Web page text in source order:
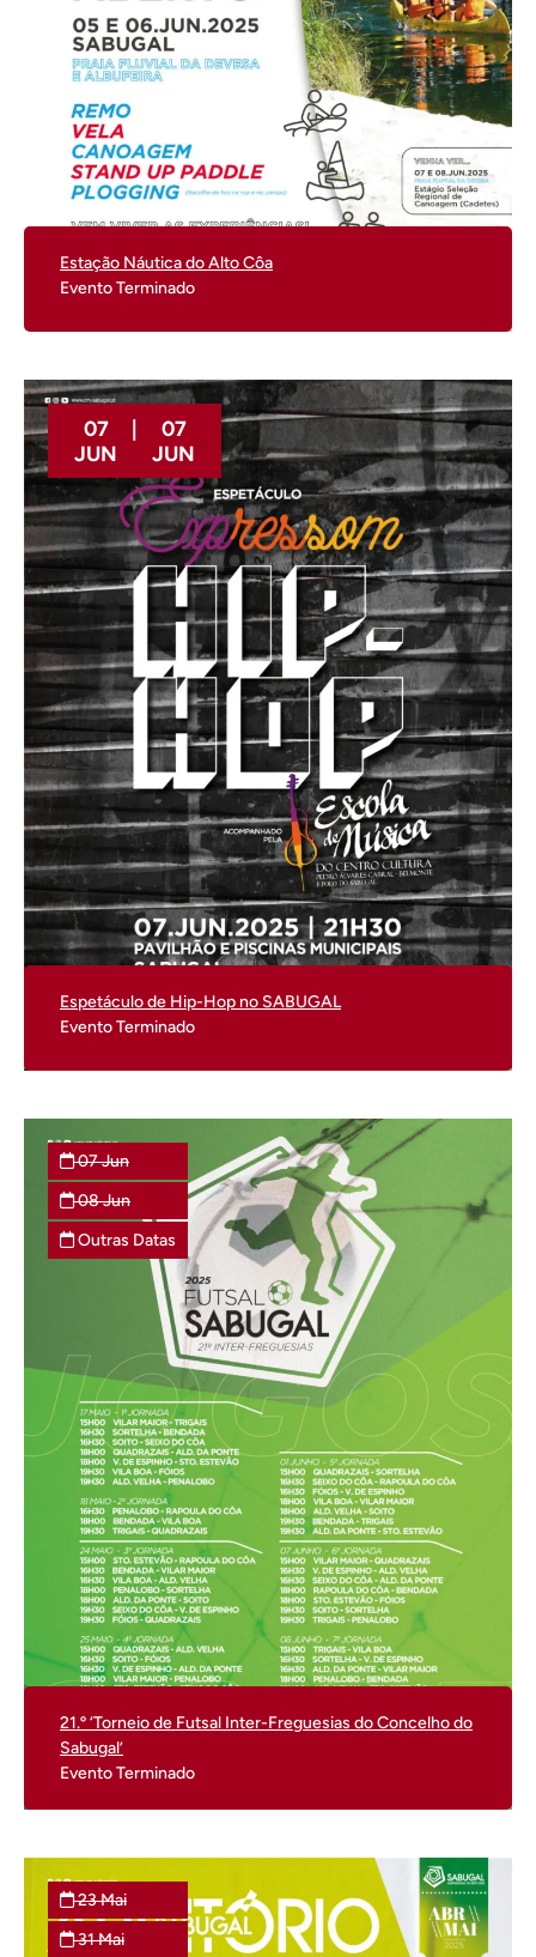
Estação Náutica do Alto Côa
Evento Terminado
Espetáculo de Hip-Hop no SABUGAL
Evento Terminado
07
JUN
07
JUN
21.º ‘Torneio de Futsal Inter-Freguesias do Concelho do
Sabugal’
Evento Terminado
07Jun
08Jun
Outras Datas
23Mai
31Mai